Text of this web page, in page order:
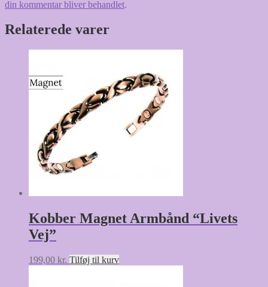
din kommentar bliver behandlet.
Relaterede varer
Kobber Magnet Armbånd “Livets
Vej”
199,00 kr. Tilføj til kurv